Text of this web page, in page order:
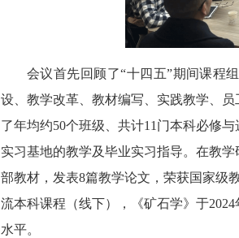
会议首先回顾了“十四五”期间课程
设、教学改革、教材编写、实践教学、
了年均约50个班级、共计11门本科必修
实习基地的教学及毕业实习指导。在教
部教材，发表8篇教学论文，荣获国家级
流本科课程（线下），《矿石学》于
水平。